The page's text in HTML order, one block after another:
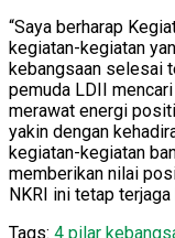
“Saya berharap
kegiatan-kegiatan
kebangsaan selesai
pemuda LDII
merawat energi
yakin dengan
kegiatan-kegiatan
memberikan nilai
NKRI ini tetap terjaga
Tags: 4 pilar